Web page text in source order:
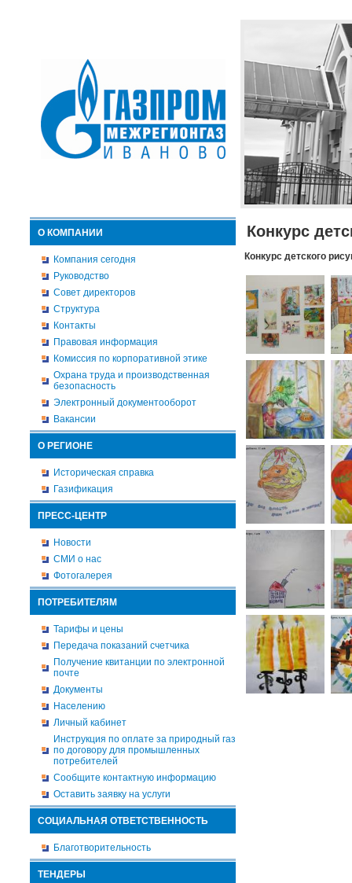
О КОМПАНИИ
Компания сегодня
Руководство
Совет директоров
Структура
Контакты
Правовая информация
Комиссия по корпоративной этике
Охрана труда и производственная
безопасность
Электронный документооборот
Вакансии
О РЕГИОНЕ
Историческая справка
Газификация
ПРЕСС-ЦЕНТР
Новости
СМИ о нас
Фотогалерея
ПОТРЕБИТЕЛЯМ
Тарифы и цены
Передача показаний счетчика
Получение квитанции по электронной
почте
Документы
Населению
Личный кабинет
Инструкция по оплате за природный газ
по договору для промышленных
потребителей
Сообщите контактную информацию
Оставить заявку на услуги
СОЦИАЛЬНАЯ ОТВЕТСТВЕННОСТЬ
Благотворительность
ТЕНДЕРЫ
Конкурс
Конкурс детского